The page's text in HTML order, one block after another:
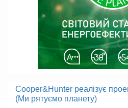
Cooper&Hunter реалізує
(Ми рятуємо планету)